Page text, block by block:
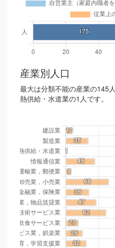
産業別人口
最大は分類不能の産業の145
熱供給・水道業の1人です。